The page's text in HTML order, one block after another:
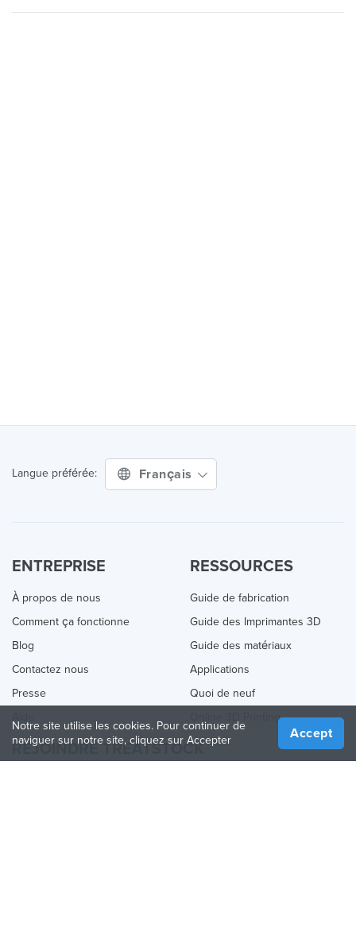
Langue préférée: Français
ENTREPRISE
À propos de nous
Comment ça fonctionne
Blog
Contactez nous
Presse
RESSOURCES
Guide de fabrication
Guide des Imprimantes 3D
Guide des matériaux
Applications
Quoi de neuf
Online 3D Printing
REJOINDRE TREATSTOCK
Notre site utilise les cookies. Pour continuer de
naviguer sur notre site, cliquez sur Accepter
Accept